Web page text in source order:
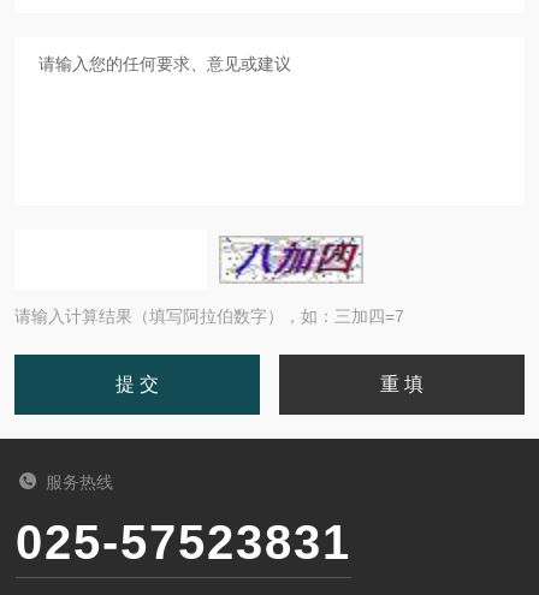
请输入计算结果（填写阿拉伯数字），如：三加四=7
服务热线
025-57523831